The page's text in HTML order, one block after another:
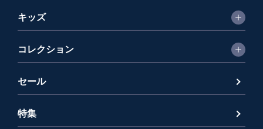
キッズ
コレクション
セール
特集